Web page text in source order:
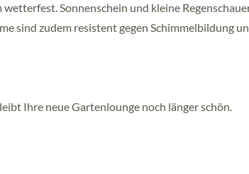
Sonnenschein und kleine
sind zudem resistent gegen Schimmelbildung
Ihre neue Gartenlounge noch länger schön.